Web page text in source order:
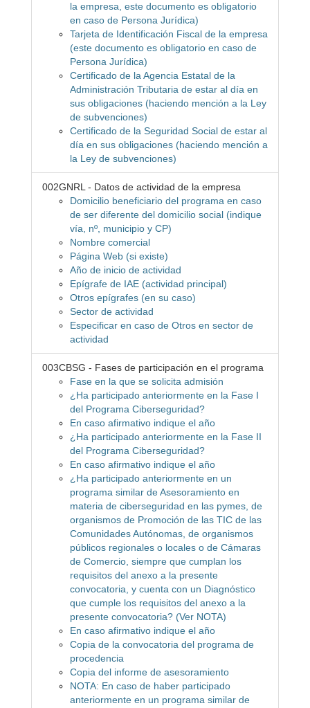
la empresa, este documento es obligatorio
en caso de Persona Jurídica)
Tarjeta de Identificación Fiscal de la empresa
(este documento es obligatorio en caso de
Persona Jurídica)
Certificado de la Agencia Estatal de la
Administración Tributaria de estar al día en
sus obligaciones (haciendo mención a la Ley
de subvenciones)
Certificado de la Seguridad Social de estar al
día en sus obligaciones (haciendo mención a
la Ley de subvenciones)
002GNRL - Datos de actividad de la empresa
Domicilio beneficiario del programa en caso
de ser diferente del domicilio social (indique
vía, nº, municipio y CP)
Nombre comercial
Página Web (si existe)
Año de inicio de actividad
Epígrafe de IAE (actividad principal)
Otros epígrafes (en su caso)
Sector de actividad
Especificar en caso de Otros en sector de
actividad
003CBSG - Fases de participación en el programa
Fase en la que se solicita admisión
¿Ha participado anteriormente en la Fase I
del Programa Ciberseguridad?
En caso afirmativo indique el año
¿Ha participado anteriormente en la Fase II
del Programa Ciberseguridad?
En caso afirmativo indique el año
¿Ha participado anteriormente en un
programa similar de Asesoramiento en
materia de ciberseguridad en las pymes, de
organismos de Promoción de las TIC de las
Comunidades Autónomas, de organismos
públicos regionales o locales o de Cámaras
de Comercio, siempre que cumplan los
requisitos del anexo a la presente
convocatoria, y cuenta con un Diagnóstico
que cumple los requisitos del anexo a la
presente convocatoria? (Ver NOTA)
En caso afirmativo indique el año
Copia de la convocatoria del programa de
procedencia
Copia del informe de asesoramiento
NOTA: En caso de haber participado
anteriormente en un programa similar de